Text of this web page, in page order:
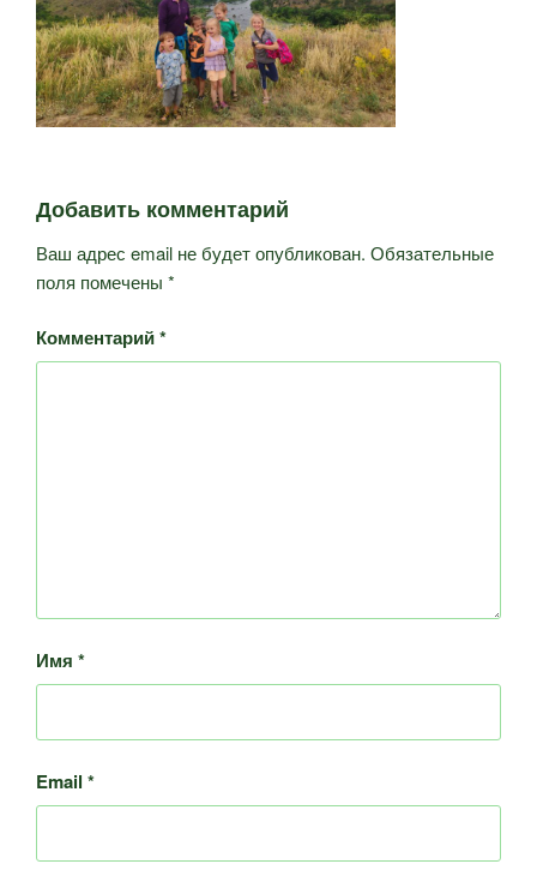
Добавить комментарий
Ваш адрес email не будет опубликован. Обязательные
поля помечены *
Комментарий*
Имя *
Email *